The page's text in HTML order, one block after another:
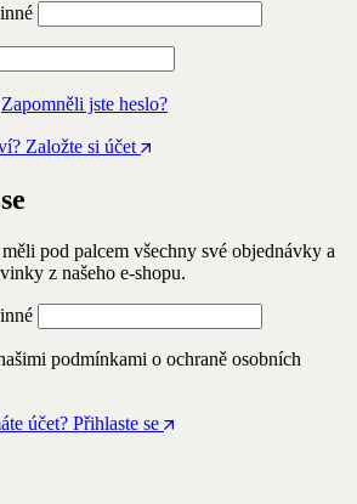
Zapomněli jste heslo?
Založte si účet
pod palcem všechny své objednávky a
z našeho e-shopu.
podmínkami o ochraně osobních
účet? Přihlaste se